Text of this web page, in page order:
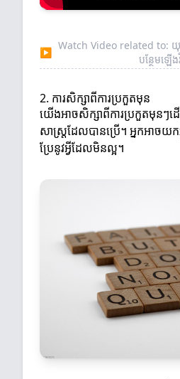
▶
Watch Video related to: យុទ្
បន្ថែមឡើ
2. ការសិក្សាពីការប្រកួតមុន
យើងអាចសិក្សាពីការប្រកួតមុនៗ
សាស្ត្រដែលបានប្រើ។ អ្នកអាចយ
ប្រែនូវអ្វីដែលមិនល្អ។